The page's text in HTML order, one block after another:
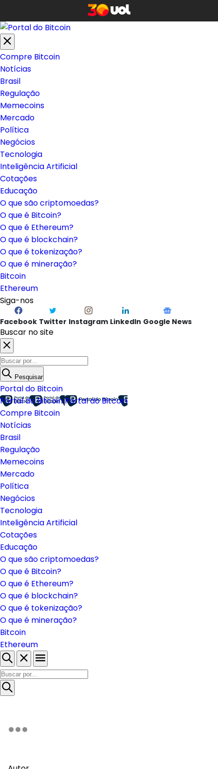
Compre Bitcoin
Notícias
Brasil
Regulação
Memecoins
Mercado
Política
Negócios
Tecnologia
Inteligência Artificial
Cotações
Educação
O que são criptomoedas?
O que é Bitcoin?
O que é Ethereum?
O que é blockchain?
O que é tokenização?
O que é mineração?
Bitcoin
Ethereum
Siga-nos
Facebook Twitter Instagram LinkedIn Google News
Buscar no site
Pesquisar
Portal do Bitcoin
Portal do BitcoinPortal do Bitcoin
Compre Bitcoin
Notícias
Brasil
Regulação
Memecoins
Mercado
Política
Negócios
Tecnologia
Inteligência Artificial
Cotações
Educação
O que são criptomoedas?
O que é Bitcoin?
O que é Ethereum?
O que é blockchain?
O que é tokenização?
O que é mineração?
Bitcoin
Ethereum